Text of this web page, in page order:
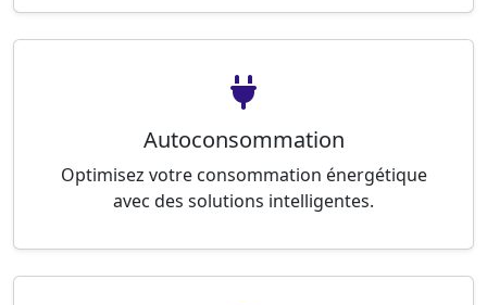
Autoconsommation
Optimisez votre consommation énergétique
avec des solutions intelligentes.